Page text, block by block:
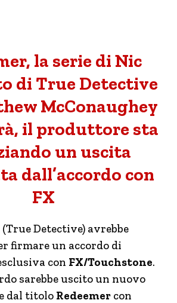
la serie di Nic
di True Detective
McConaughey
il produttore sta
un uscita
dall’accordo con
FX
(True Detective) avrebbe
firmare un accordo di
con FX/Touchstone.
sarebbe uscito un nuovo
dal titolo Redeemer con